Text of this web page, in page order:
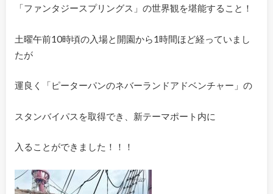
「ファンタジースプリングス」の世界観を堪能すること！
土曜午前10時頃の入場と開園から1時間ほど経っていまし
たが
運良く「ピーターパンのネバーランドアドベンチャー」の
スタンバイパスを取得でき、新テーマポート内に
入ることができました！！！